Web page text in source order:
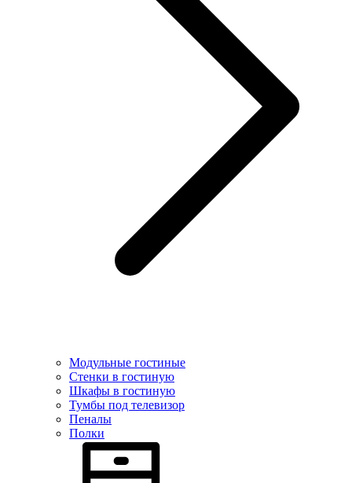
Модульные гостиные
Стенки в гостиную
Шкафы в гостиную
Тумбы под телевизор
Пеналы
Полки